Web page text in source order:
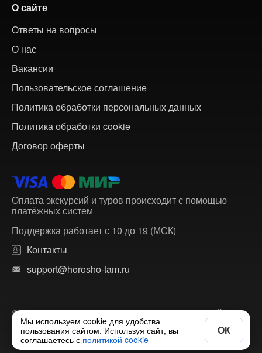
О сайте
Ответы на вопросы
О нас
Вакансии
Пользовательское соглашение
Политика обработки персональных данных
Политика обработки cookie
Договор оферты
Оплата экскурсий и туров происходит с помощью
платёжных систем
Поддержка работает с 10 до 19 (МСК)
Контакты
support@horosho-tam.ru
© 2018-2026 ХорошоТам — агрегатор экскурсий и
многодневных туров по России и зарубежью.
Мы используем cookie для удобства
пользования сайтом. Используя сайт, вы
соглашаетесь с политикой cookie
ОК